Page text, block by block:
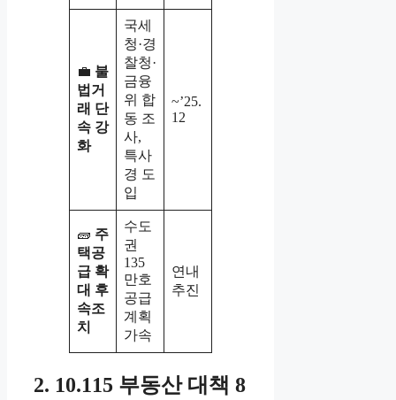
💼 불
법거
래 단
속 강
화
국세
청·경
찰청·
금융
위 합
동 조
사,
특사
경 도
입
~’25.
12
🧱 주
택공
급 확
대 후
속조
치
수도
권
135
만호
공급
계획
가속
연내
추진
2. 10.115 부동산 대책 8